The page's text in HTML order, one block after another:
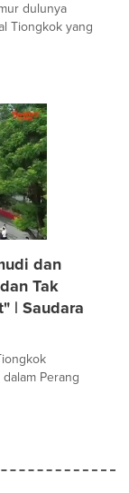
dulunya
Tiongkok yang
dan
Tak
| Saudara
Perang